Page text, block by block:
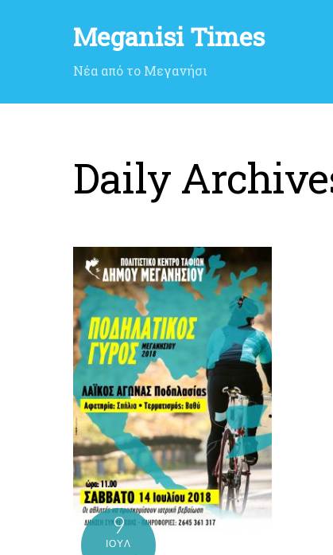
Meganisi Times
Νέα από το Μεγανήσι
Daily
9
ΙΟΎΛ